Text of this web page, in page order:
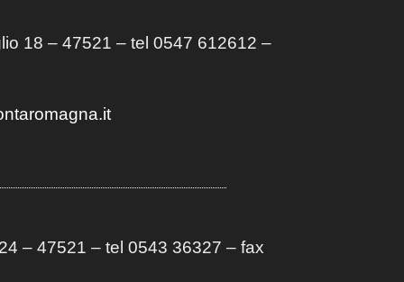
18 – 47521 – tel 0547 612612 –
– 47521 – tel 0543 36327 – fax